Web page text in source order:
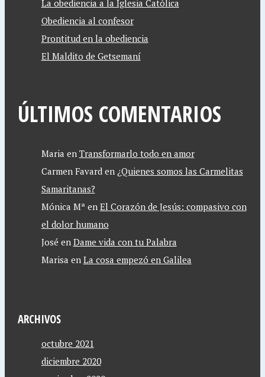
La obediencia a la Iglesia Católica
Obediencia al confesor
Prontitud en la obediencia
El Maldito de Getsemaní
ÚLTIMOS COMENTARIOS
Maria en Transformarlo todo en amor
Carmen Favarden ¿Quienes somos las Carmelitas
Samaritanas?
Mónica Mª en El Corazón de Jesús: compasivo con
el dolor humano
José en Dame vida con tu Palabra
Marisa en La cosa empezó en Galilea
ARCHIVOS
octubre 2021
diciembre 2020